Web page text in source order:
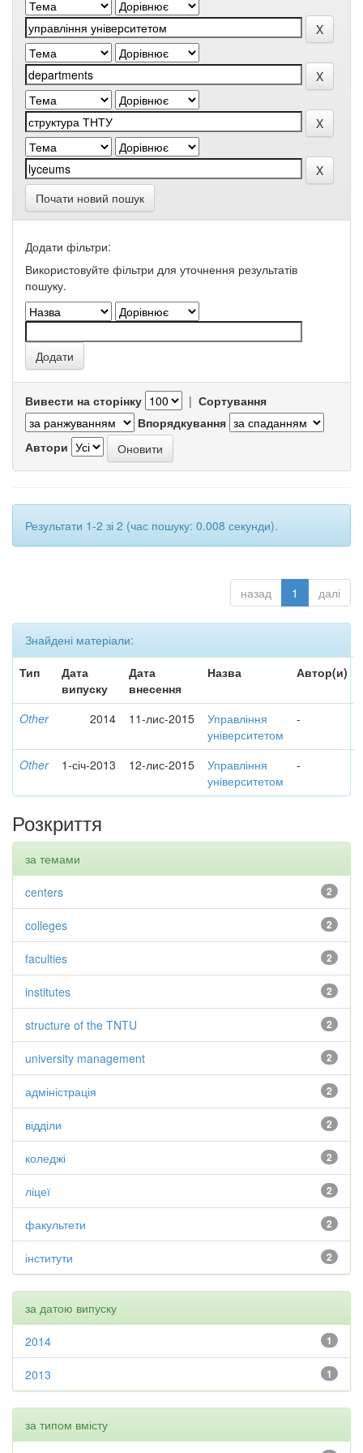
Почати новий пошук
Додати фільтри:
Використовуйте фільтри для уточнення результатів
пошуку.
Вивести на сторінку | Сортування
Впорядкування
Автори
Результати 1-2 зі 2 (час пошуку: 0.008 секунди).
назад 1 далі
Знайдені матеріали:
Тип
Дата
випуску
Дата
внесення
Назва Автор(и)
Other 2014 11-лис-2015
Управління
університетом
-
Other 1-січ-2013 12-лис-2015
Управління
університетом
-
Розкриття
за темами
2
centers
2
colleges
2
faculties
2
institutes
2
structure of the TNTU
2
university management
2
адміністрація
2
відділи
2
коледжі
2
ліцеї
2
факультети
2
інститути
за датою випуску
1
2014
1
2013
за типом вмісту